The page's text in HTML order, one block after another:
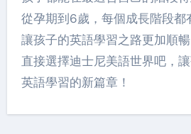
從孕期到6歲，每個成長階段都
讓孩子的英語學習之路更加順
直接選擇迪士尼美語世界吧，
英語學習的新篇章！